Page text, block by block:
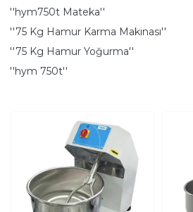
''hym750t Mateka''
''75 Kg Hamur Karma Makinası''
''75 Kg Hamur Yoğurma''
''hym 750t''